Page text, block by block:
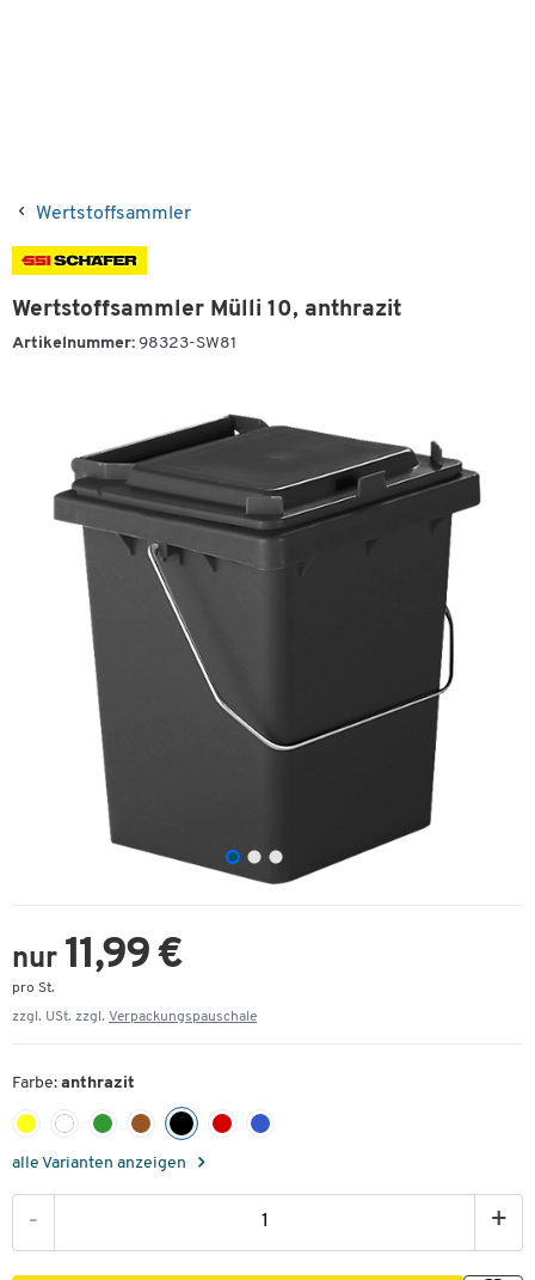
Wertstoffsammler
Wertstoffsammler Mülli 10, anthrazit
Artikelnummer: 98323-SW81
nur 11,99 €
pro St.
zzgl. USt. zzgl. Verpackungspauschale
Farbe: anthrazit
alle Varianten anzeigen
- +